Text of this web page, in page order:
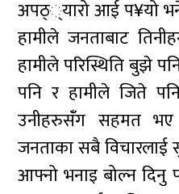
अपठ््यारो आई प¥यो
हामीले जनताबाट
हामीले परिस्थिति बुझे
पनि र हामीले जिते
उनीहरुसंँग सहमत भए
जनताका सबै विचारलाई
आफ्नो भनाइ बोल्न दिनु